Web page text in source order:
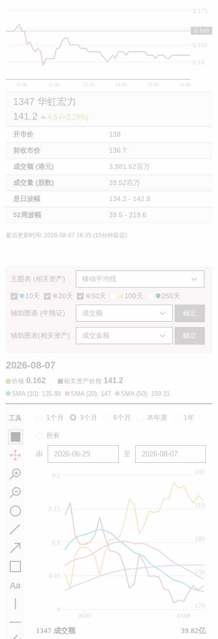
10:00 11:00 12/13 14:00 15:00 16:00
0.16
0.165
0.17
0.175
0.169
1347 华虹宏力
141.2
4.5 (+3.29%)
开市价 138
前收市价 136.7
成交额 (港元) 3,981.62百万
成交量 (股数) 28.52百万
是日波幅 134.2 - 142.8
52周波幅 39.5 - 219.6
最后更新时间: 2026-08-07 16:35 (15分钟延迟)
主图表 (相关资产)
10天 20天 50天 100天 250天
辅助图表 (牛熊证) 确定
辅助图表(相关资产) 确定
2026-08-07
价格:0.162 相关资产价格:141.2
SMA (10): 135.88 SMA (20): 147 SMA (50): 159.31
工具 1个月 3个月 6个月 本年度 1年
所有
由 至
0
0.05
0.1
0.15
0.2
120
150
180
210
240
06/07 03/08
1347 成交额 39.82亿